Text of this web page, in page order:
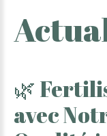
🌿
avec